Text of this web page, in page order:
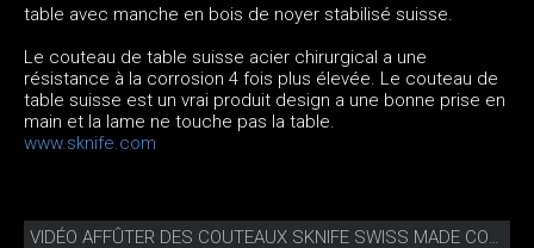
table avec manche en bois de noyer stabilisé suisse.
Le couteau de table suisse acier chirurgical a une
résistance à la corrosion 4 fois plus élevée. Le couteau de
table suisse est un vrai produit design a une bonne prise en
main et la lame ne touche pas la table.
www.sknife.com